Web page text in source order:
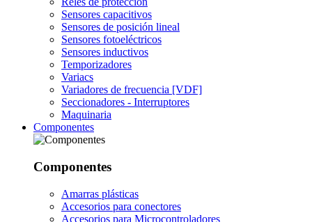
Sensores capacitivos
Sensores de posición lineal
Sensores fotoeléctricos
Sensores inductivos
Temporizadores
Variacs
Variadores de frecuencia [VDF]
Seccionadores - Interruptores
Maquinaria
Componentes
Componentes
Amarras plásticas
Accesorios para conectores
Accesorios para Microcontroladores